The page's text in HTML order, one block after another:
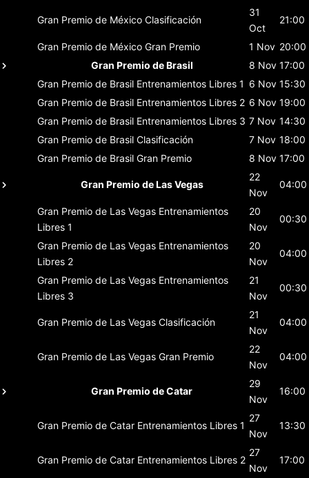
Gran Premio de México Clasificación
31
Oct
21:00
Gran Premio de México Gran Premio 1 Nov 20:00
Gran Premio de Brasil
8 Nov 17:00
Gran Premio de Brasil Entrenamientos Libres 1 6 Nov 15:30
Gran Premio de Brasil Entrenamientos Libres 2 6 Nov 19:00
Gran Premio de Brasil Entrenamientos Libres 3 7 Nov 14:30
Gran Premio de Brasil Clasificación 7 Nov 18:00
Gran Premio de Brasil Gran Premio 8 Nov 17:00
Gran Premio de Las Vegas
22
Nov
04:00
Gran Premio de Las Vegas Entrenamientos
Libres 1
20
Nov
00:30
Gran Premio de Las Vegas Entrenamientos
Libres 2
20
Nov
04:00
Gran Premio de Las Vegas Entrenamientos
Libres 3
21
Nov
00:30
Gran Premio de Las Vegas Clasificación
21
Nov
04:00
Gran Premio de Las Vegas Gran Premio
22
Nov
04:00
Gran Premio de Catar
29
Nov
16:00
Gran Premio de Catar Entrenamientos Libres 1
27
Nov
13:30
Gran Premio de Catar Entrenamientos Libres 2
27
Nov
17:00